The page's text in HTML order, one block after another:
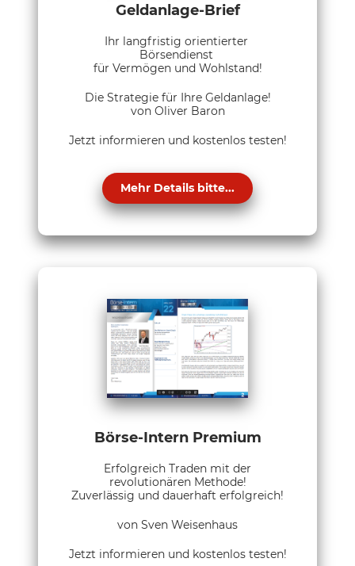
Geldanlage-Brief
Ihr langfristig orientierter
Börsendienst
für Vermögen und Wohlstand!
Die Strategie für Ihre Geldanlage!
von Oliver Baron
Jetzt informieren und kostenlos testen!
Mehr Details bitte...
Börse-Intern Premium
Erfolgreich Traden mit der
revolutionären Methode!
Zuverlässig und dauerhaft erfolgreich!
von Sven Weisenhaus
Jetzt informieren und kostenlos testen!